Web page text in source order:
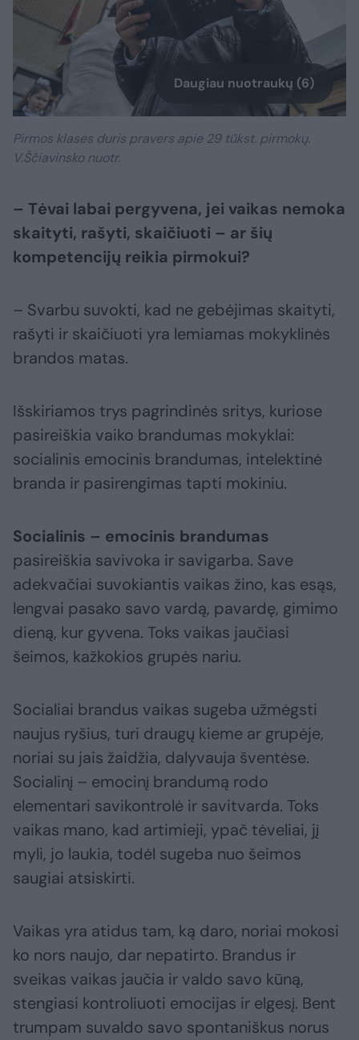
Daugiau nuotraukų (6)
Pirmos klasės duris pravers apie 29 tūkst. pirmokų.
V.Ščiavinsko nuotr.
– Tėvai labai pergyvena, jei vaikas nemoka
skaityti, rašyti, skaičiuoti – ar šių
kompetencijų reikia pirmokui?
– Svarbu suvokti, kad ne gebėjimas skaityti,
rašyti ir skaičiuoti yra lemiamas mokyklinės
brandos matas.
Išskiriamos trys pagrindinės sritys, kuriose
pasireiškia vaiko brandumas mokyklai:
socialinis emocinis brandumas, intelektinė
branda ir pasirengimas tapti mokiniu.
Socialinis – emocinis brandumas
pasireiškia savivoka ir savigarba. Save
adekvačiai suvokiantis vaikas žino, kas esąs,
lengvai pasako savo vardą, pavardę, gimimo
dieną, kur gyvena. Toks vaikas jaučiasi
šeimos, kažkokios grupės nariu.
Socialiai brandus vaikas sugeba užmėgsti
naujus ryšius, turi draugų kieme ar grupėje,
noriai su jais žaidžia, dalyvauja šventėse.
Socialinį – emocinį brandumą rodo
elementari savikontrolė ir savitvarda. Toks
vaikas mano, kad artimieji, ypač tėveliai, jį
myli, jo laukia, todėl sugeba nuo šeimos
saugiai atsiskirti.
Vaikas yra atidus tam, ką daro, noriai mokosi
ko nors naujo, dar nepatirto. Brandus ir
sveikas vaikas jaučia ir valdo savo kūną,
stengiasi kontroliuoti emocijas ir elgesį. Bent
trumpam suvaldo savo spontaniškus norus